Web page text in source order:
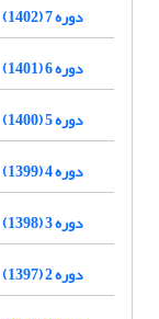
دوره 7 (1402)
دوره 6 (1401)
دوره 5 (1400)
دوره 4 (1399)
دوره 3 (1398)
دوره 2 (1397)